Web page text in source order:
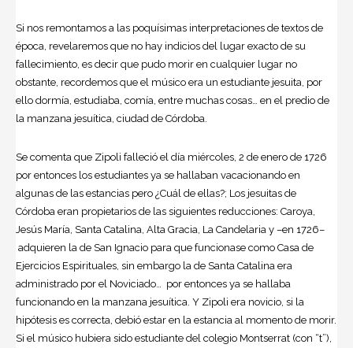
Si nos remontamos a las poquísimas interpretaciones de textos de
época, revelaremos que no hay indicios del lugar exacto de su
fallecimiento, es decir que pudo morir en cualquier lugar no
obstante, recordemos que el músico era un estudiante jesuita, por
ello dormía, estudiaba, comía, entre muchas cosas… en el predio de
la manzana jesuítica, ciudad de Córdoba.
Se comenta que Zipoli falleció el día miércoles, 2 de enero de 1726
por entonces los estudiantes ya se hallaban vacacionando en
algunas de las estancias pero ¿Cuál de ellas?; Los jesuitas de
Córdoba eran propietarios de las siguientes reducciones: Caroya,
Jesús María, Santa Catalina, Alta Gracia, La Candelaria y –en 1726–
adquieren la de San Ignacio para que funcionase como Casa de
Ejercicios Espirituales, sin embargo la de Santa Catalina era
administrado por el Noviciado… por entonces ya se hallaba
funcionando en la manzana jesuítica. Y Zipoli era novicio, si la
hipótesis es correcta, debió estar en la estancia al momento de morir.
Si el músico hubiera sido estudiante del colegio Montserrat (con “t”),